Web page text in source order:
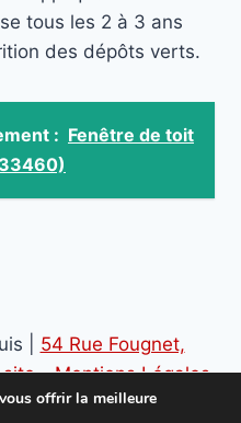
tous les 2 à 3 ans
des dépôts verts.
: Fenêtre de toit
| 54 Rue Fougnet,
-Mentions Légales
offrir la meilleure